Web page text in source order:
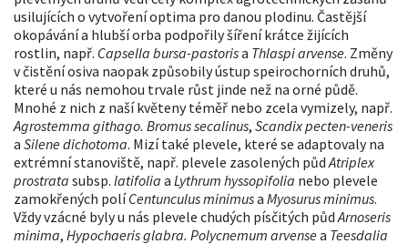
usilujících o vytvoření optima pro danou plodinu. Častější
okopávání a hlubší orba podpořily šíření krátce žijících
rostlin, např. Capsella bursa-pastorisa Thlaspi arvense. Změny
v čistění osiva naopak způsobily ústup speirochorních druhů,
které u nás nemohou trvale růst jinde než na orné půdě.
Mnohé z nich z naší květeny téměř nebo zcela vymizely, např.
Agrostemma githago. Bromus secalinus, Scandix pecten-veneris
a Silene dichotoma. Mizí také plevele, které se adaptovaly na
extrémní stanoviště, např. plevele zasolených půd Atriplex
prostrata subsp. latifolia a Lythrum hyssopifolia nebo plevele
zamokřených políCentunculus minimusa Myosurus minimus.
Vždy vzácné byly u nás plevele chudých písčitých půd Arnoseris
minima, Hypochaeris glabra. Polycnemum arvensea Teesdalia